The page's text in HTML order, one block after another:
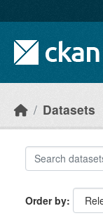
Datasets
Order by